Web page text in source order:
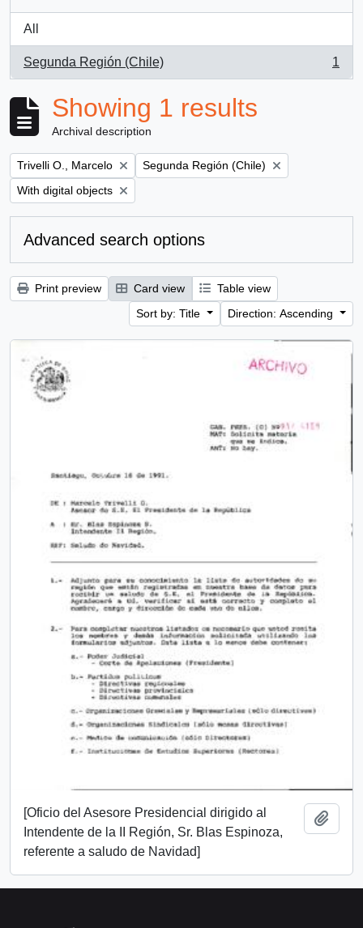
All
Segunda Región (Chile)
, 1 results
1
Showing 1 results
Archival description
Remove filter:
Trivelli O., Marcelo Remove filter:
Segunda Región (Chile)
Remove filter:
With digital objects
Advanced search options
Print preview Card view
Table view
Sort by: Title
Direction: Ascending
[Oficio del Asesore Presidencial dirigido al
Intendente de la II Región, Sr. Blas Espinoza,
referente a saludo de Navidad]